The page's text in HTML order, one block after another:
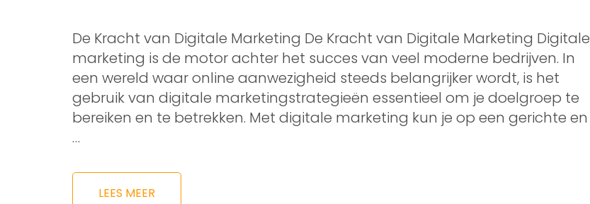
De Kracht van Digitale Marketing De Kracht van Digitale Marketing Digitale
marketing is de motor achter het succes van veel moderne bedrijven. In
een wereld waar online aanwezigheid steeds belangrijker wordt, is het
gebruik van digitale marketingstrategieën essentieel om je doelgroep te
bereiken en te betrekken. Met digitale marketing kun je op een gerichte en
…
LEES MEER